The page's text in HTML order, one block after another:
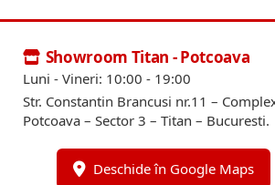
Showroom Titan - Potcoava
Luni - Vineri: 10:00 - 19:00
Str. Constantin Brancusi nr.11 –
Potcoava – Sector 3 – Titan – Bucuresti.
Deschide în Google Maps